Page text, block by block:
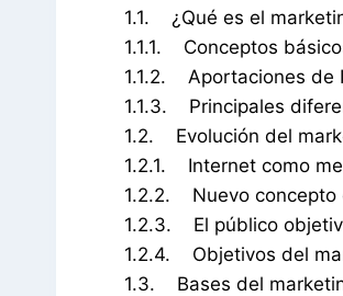
1.1. ¿Qué es el
1.1.1. Conceptos
1.1.2. Aportaciones de
1.1.3. Principales
1.2. Evolución del
1.2.1. Internet como
1.2.2. Nuevo concepto
1.2.3. El público
1.2.4. Objetivos del
1.3. Bases del